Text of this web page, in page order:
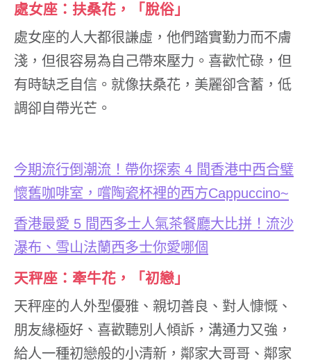
處女座：扶桑花，「脫俗」
處女座的人大都很謙虛，他們踏實勤力而不膚
淺，但很容易為自己帶來壓力。喜歡忙碌，但
有時缺乏自信。就像扶桑花，美麗卻含蓄，低
調卻自帶光芒。
今期流行倒潮流！帶你探索 4 間香港中西合璧
懷舊咖啡室，嚐陶瓷杯裡的西方Cappuccino~
香港最愛 5 間西多士人氣茶餐廳大比拼！流沙
瀑布、雪山法蘭西多士你愛哪個
天秤座：牽牛花，「初戀」
天秤座的人外型優雅、親切善良、對人慷慨、
朋友緣極好、喜歡聽別人傾訴，溝通力又強，
給人一種初戀般的小清新，鄰家大哥哥、鄰家